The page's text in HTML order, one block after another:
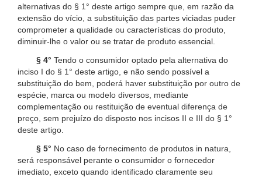
alternativas do § 1° deste artigo sempre que, em razão da
extensão do vício, a substituição das partes viciadas puder
comprometer a qualidade ou características do produto,
diminuir-lhe o valor ou se tratar de produto essencial.
§ 4° Tendo o consumidor optado pela alternativa do
inciso I do § 1° deste artigo, e não sendo possível a
substituição do bem, poderá haver substituição por outro de
espécie, marca ou modelo diversos, mediante
complementação ou restituição de eventual diferença de
preço, sem prejuízo do disposto nos incisos II e III do § 1°
deste artigo.
§ 5° No caso de fornecimento de produtos in natura,
será responsável perante o consumidor o fornecedor
imediato, exceto quando identificado claramente seu